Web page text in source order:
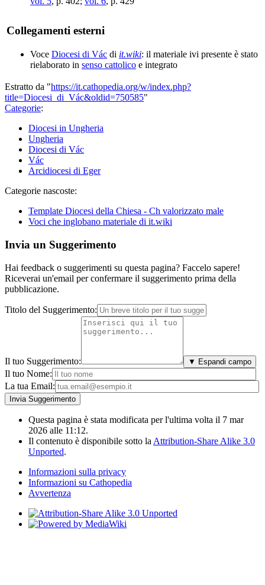
Collegamenti esterni
Voce Diocesi di Vác di it.wiki: il materiale ivi presente è stato
rielaborato in senso cattolico e integrato
Estratto da "https://it.cathopedia.org/w/index.php?
title=Diocesi_di_Vác&oldid=750585"
Categorie:
Diocesi in Ungheria
Ungheria
Diocesi di Vác
Vác
Arcidiocesi di Eger
Categorie nascoste:
Template Diocesi della Chiesa - Ch valorizzato male
Voci che inglobano materiale di it.wiki
Invia un Suggerimento
Hai feedback o suggerimenti su questa pagina? Faccelo sapere!
Riceverai un'email per confermare il suggerimento prima della
pubblicazione.
Titolo del Suggerimento:
Il tuo Suggerimento: ▼ Espandi campo
Il tuo Nome:
La tua Email:
Questa pagina è stata modificata per l'ultima volta il 7 mar
2026 alle 11:12.
Il contenuto è disponibile sotto la Attribution-Share Alike 3.0
Unported.
Informazioni sulla privacy
Informazioni su Cathopedia
Avvertenza